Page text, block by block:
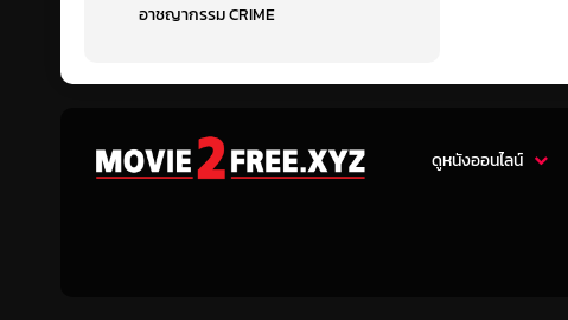
อาชญากรรม CRIME
ดูหนังออนไลน์